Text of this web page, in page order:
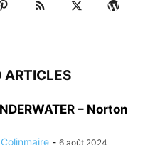
ARTICLES
– Norton
- 6 août 2024